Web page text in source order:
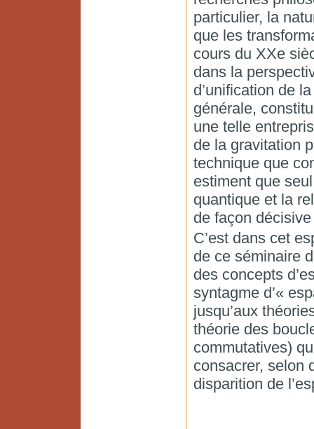
particulier, la
que les
cours du XXe
dans la
d’unification de
générale,
une telle
de la gravitation
technique que
estiment que
quantique et la
de façon décisive
C’est dans cet
de ce séminaire
des concepts
syntagme d’«
jusqu’aux
théorie des
commutatives)
consacrer, selon
disparition de